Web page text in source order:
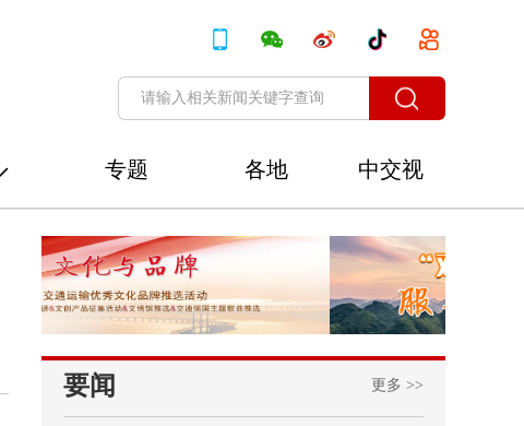
专题 各地
中交视
讯
要闻 更多 >>